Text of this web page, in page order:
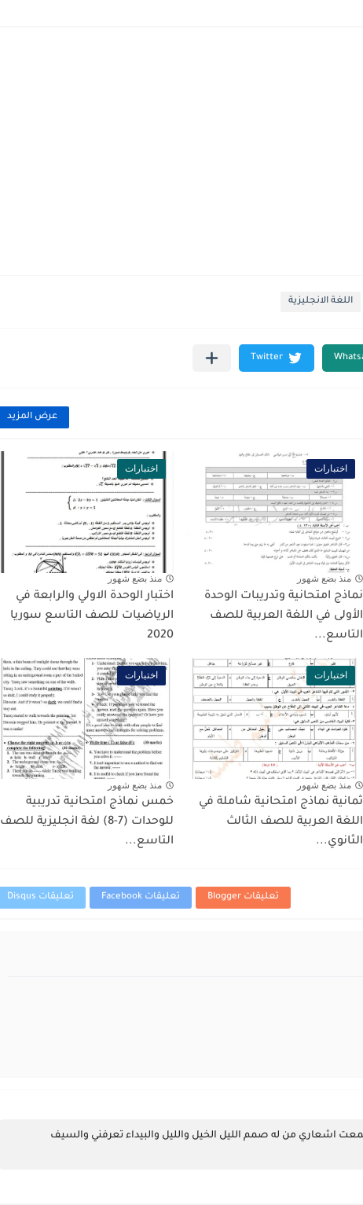
اللغة الانجليزية
عرض المزيد
اختبارات
منذ بضع شهور
نماذج امتحانية وتدريبات الوحدة
الأولى في اللغة العربية للصف
التاسع...
اختبارات
منذ بضع شهور
اختبار الوحدة الاولي والرابعة في
الرياضيات للصف التاسع سوريا
2020
اختبارات
منذ بضع شهور
ثمانية نماذج امتحانية شاملة في
اللغة العربية للصف الثالث
الثانوي...
اختبارات
منذ بضع شهور
خمس نماذج امتحانية تدريبية
للوحدات (7-8) لغة انجليزية للصف
التاسع...
تعليقات Blogger تعليقات Facebook تعليقات Disqus